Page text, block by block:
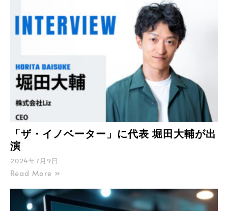
「ザ・イノベーター」に代表 堀田大輔が出
演
2024年7月9日
Read More »